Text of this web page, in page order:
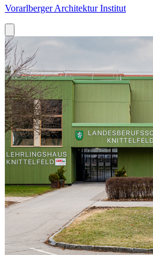
Vorarlberger Architektur Institut